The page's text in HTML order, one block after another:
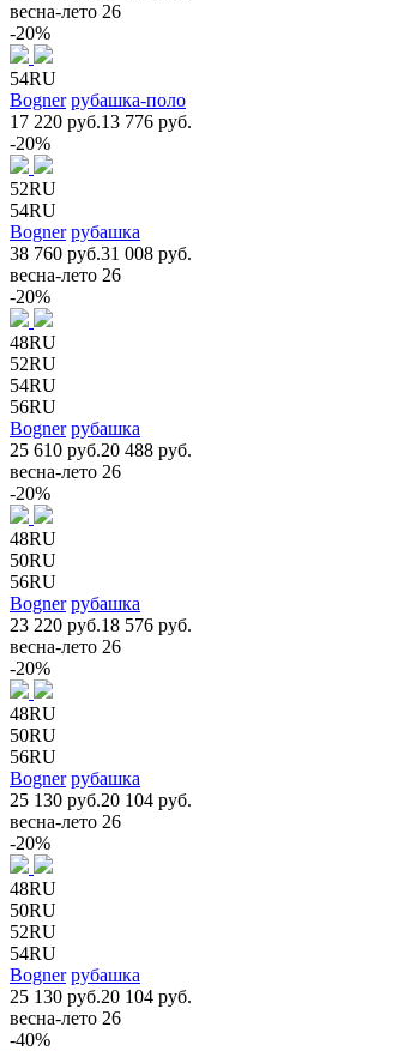
весна-лето 26
-20%
54RU
Bogner рубашка-поло
17 220 руб.13 776 руб.
-20%
52RU
54RU
Bogner рубашка
38 760 руб.31 008 руб.
весна-лето 26
-20%
48RU
52RU
54RU
56RU
Bogner рубашка
25 610 руб.20 488 руб.
весна-лето 26
-20%
48RU
50RU
56RU
Bogner рубашка
23 220 руб.18 576 руб.
весна-лето 26
-20%
48RU
50RU
56RU
Bogner рубашка
25 130 руб.20 104 руб.
весна-лето 26
-20%
48RU
50RU
52RU
54RU
Bogner рубашка
25 130 руб.20 104 руб.
весна-лето 26
-40%